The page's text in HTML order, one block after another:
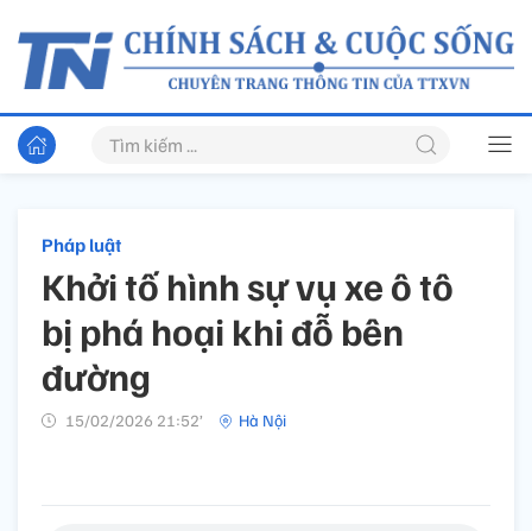
Pháp luật
Khởi tố hình sự vụ xe ô tô
bị phá hoại khi đỗ bên
đường
15/02/2026 21:52’ Hà Nội